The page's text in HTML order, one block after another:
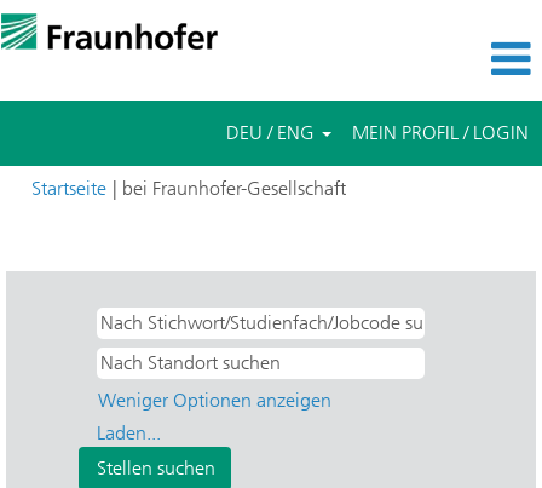
DEU / ENG MEIN PROFIL / LOGIN
Startseite | bei Fraunhofer-Gesellschaft(aktuelle
Weniger Optionen anzeigen
Laden...